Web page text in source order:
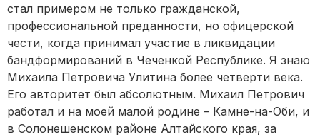
стал примером не только гражданской,
профессиональной преданности, но офицерской
чести, когда принимал участие в ликвидации
бандформирований в Чеченкой Республике. Я знаю
Михаила Петровича Улитина более четверти века.
Его авторитет был абсолютным. Михаил Петрович
работал и на моей малой родине – Камне-на-Оби, и
в Солонешенском районе Алтайского края, за